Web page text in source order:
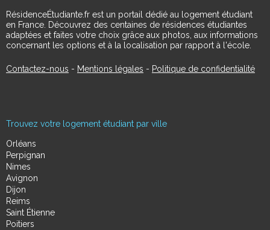
RésidenceÉtudiante.fr est un portail dédié au logement étudiant
en France. Découvrez des centaines de résidences étudiantes
adaptées et faites votre choix grâce aux photos, aux informations
concernant les options et à la localisation par rapport à l'école.
Contactez-nous - Mentions légales - Politique de confidentialité
Trouvez votre logement étudiant par ville
Orléans
Perpignan
Nimes
Avignon
Dijon
Reims
Saint Étienne
Poitiers